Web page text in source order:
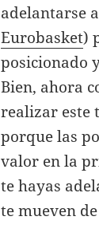
adelantarse
Eurobasket)
posicionado
Bien, ahora
realizar este
porque las
valor en la
te hayas
te mueven